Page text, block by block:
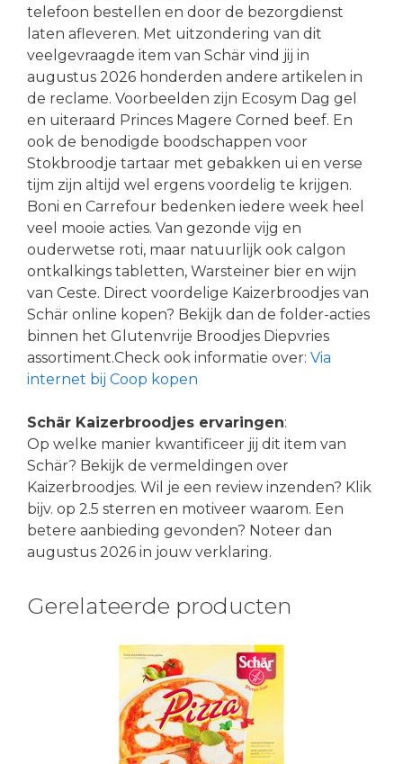
telefoon bestellen en door de bezorgdienst
laten afleveren. Met uitzondering van dit
veelgevraagde item van Schär vind jij in
augustus 2026 honderden andere artikelen in
de reclame. Voorbeelden zijn Ecosym Dag gel
en uiteraard Princes Magere Corned beef. En
ook de benodigde boodschappen voor
Stokbroodje tartaar met gebakken ui en verse
tijm zijn altijd wel ergens voordelig te krijgen.
Boni en Carrefour bedenken iedere week heel
veel mooie acties. Van gezonde vijg en
ouderwetse roti, maar natuurlijk ook calgon
ontkalkings tabletten, Warsteiner bier en wijn
van Ceste. Direct voordelige Kaizerbroodjes van
Schär online kopen? Bekijk dan de folder-acties
binnen het Glutenvrije Broodjes Diepvries
assortiment.Check ook informatie over: Via
internet bij Coop kopen
Schär Kaizerbroodjes ervaringen:
Op welke manier kwantificeer jij dit item van
Schär? Bekijk de vermeldingen over
Kaizerbroodjes. Wil je een review inzenden? Klik
bijv. op 2.5 sterren en motiveer waarom. Een
betere aanbieding gevonden? Noteer dan
augustus 2026 in jouw verklaring.
Gerelateerde producten